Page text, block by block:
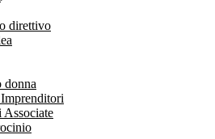
direttivo
donna
Associate